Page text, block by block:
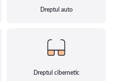
Dreptul auto
Dreptul cibernetic